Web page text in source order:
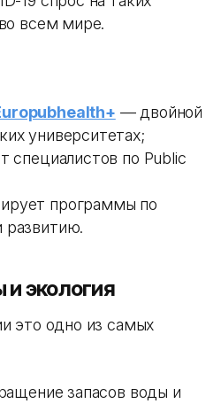
всем мире.
— двойной
университетах;
специалистов по Public
программы по
развитию.
экология
это одно из самых
запасов воды и